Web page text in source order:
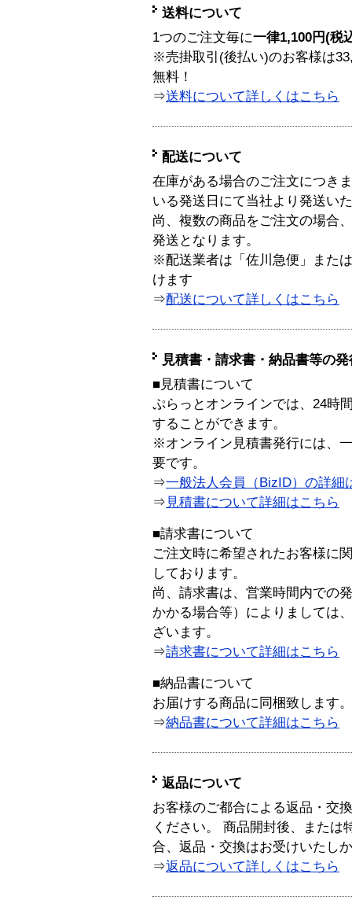
送料について
1つのご注文毎に一律1,100円(税
※売掛取引(後払い)のお客様は
無料！
⇒送料について詳しくはこちら
配送について
在庫がある場合のご注文につき
いる発送日にて当社より発送い
尚、複数の商品をご注文の場合
発送となります。
※配送業者は「佐川急便」また
けます
⇒配送について詳しくはこちら
見積書・請求書・納品書等の
■見積書について
ぷらっとオンラインでは、24時
することができます。
※オンライン見積書発行には、
要です。
⇒一般法人会員（BizID）の詳細
⇒ 見積書について詳細はこちら
■請求書について
ご注文時に希望されたお客様に
しております。
尚、請求書は、営業時間内での
かかる場合等）によりましては
ざいます。
⇒請求書について詳細はこちら
■納品書について
お届けする商品に同梱致します。
⇒納品書について詳細はこちら
返品について
お客様のご都合による返品・交
ください。 商品開封後、または
合、返品・交換はお受けいたし
⇒返品について詳しくはこちら